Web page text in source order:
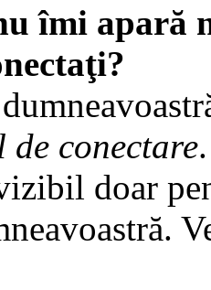
îmi apară
conectare
doar